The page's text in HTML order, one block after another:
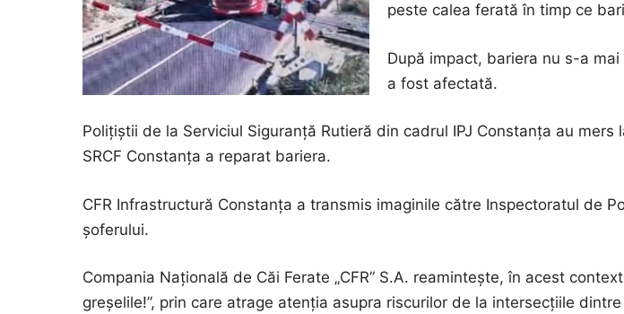
peste calea ferată în timp ce
După impact, bariera nu s-a
a fost afectată.
Polițiștii de la Serviciul Siguranță Rutieră din cadrul IPJ Constanța au
SRCF Constanța a reparat bariera.
CFR Infrastructură Constanța a transmis imaginile către Inspectoratul de
șoferului.
Compania Națională de Căi Ferate „CFR” S.A. reamintește, în acest
greșelile!”, prin care atrage atenția asupra riscurilor de la intersecțiile